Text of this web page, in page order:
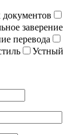
заверение
перевода
Устный